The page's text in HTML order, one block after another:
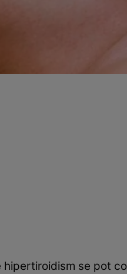
hipertiroidism se pot